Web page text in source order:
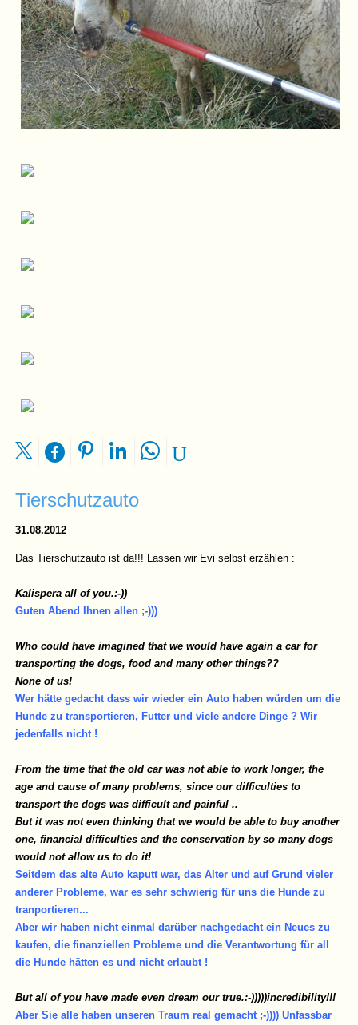
Tierschutzauto
31.08.2012
Das Tierschutzauto ist da!!! Lassen wir Evi selbst erzählen :
Kalispera all of you.:-))
Guten Abend Ihnen allen ;-)))
Who could have imagined that we would have again a car for
transporting the dogs, food and many other things??
None of us!
Wer hätte gedacht dass wir wieder ein Auto haben würden um die
Hunde zu transportieren, Futter und viele andere Dinge ? Wir
jedenfalls nicht !
From the time that the old car was not able to work longer, the
age and cause of many problems, since our difficulties to
transport the dogs was difficult and painful ..
But it was not even thinking that we would be able to buy another
one, financial difficulties and the conservation by so many dogs
would not allow us to do it!
Seitdem das alte Auto kaputt war, das Alter und auf Grund vieler
anderer Probleme, war es sehr schwierig für uns die Hunde zu
tranportieren...
Aber wir haben nicht einmal darüber nachgedacht ein Neues zu
kaufen, die finanziellen Probleme und die Verantwortung für all
die Hunde hätten es und nicht erlaubt !
But all of you have made even dream our true.:-)))))incredibility!!!
Aber Sie alle haben unseren Traum real gemacht ;-)))) Unfassbar